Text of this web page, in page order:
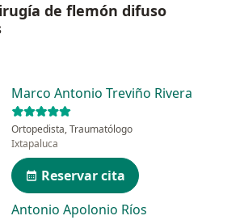
de flemón difuso
Marco Antonio Treviño Rivera
Ortopedista, Traumatólogo
Ixtapaluca
Reservar cita
Antonio Apolonio Ríos